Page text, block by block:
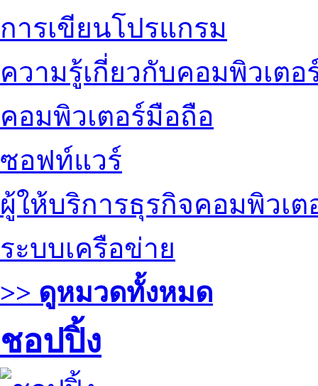
การเขียนโปรแกรม
ความรู้เกี่ยวกับคอมพิวเตอ
คอมพิวเตอร์มือถือ
ซอฟท์แวร์
ผู้ให้บริการธุรกิจคอมพิวเต
ระบบเครือข่าย
>> ดูหมวดทั้งหมด
ชอปปิ้ง